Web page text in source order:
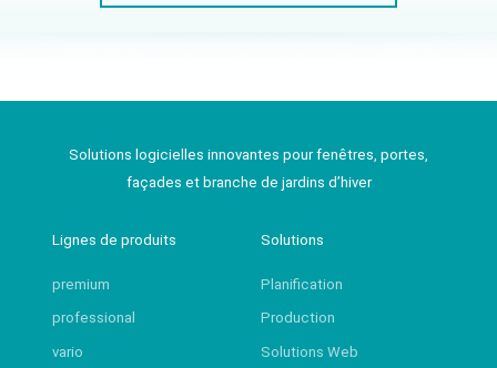
Solutions logicielles innovantes pour fenêtres, portes,
façades et branche de jardins d’hiver
Lignes de produits
premium
professional
vario
Solutions
Planification
Production
Solutions Web